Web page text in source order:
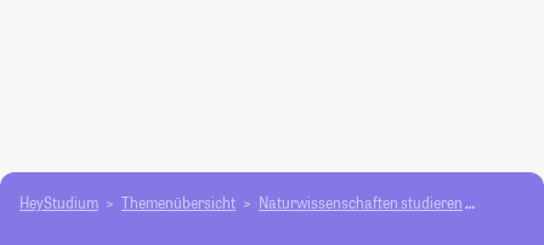
HeyStudium Themenübersicht Natur­wissenschaften studieren